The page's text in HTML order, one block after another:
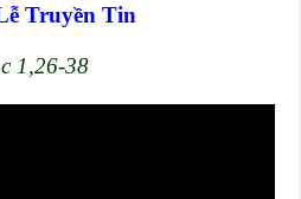
Truyền Tin
1,26-38